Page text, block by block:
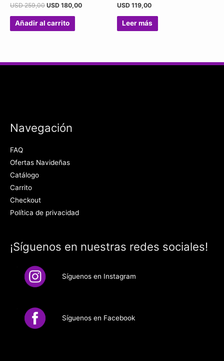
USD259,00 USD 180,00
Añadir al carrito
USD 119,00
Leer más
Navegación
FAQ
Ofertas Navideñas
Catálogo
Carrito
Checkout
Política de privacidad
¡Síguenos en nuestras redes sociales!
Síguenos en Instagram
Síguenos en Facebook